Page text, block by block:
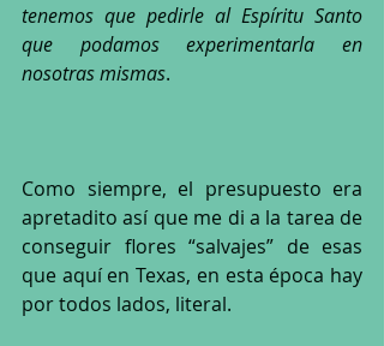
tenemos que pedirle al Espíritu Santo
que podamos experimentarla en
nosotras mismas.
Como siempre, el presupuesto era
apretadito así que me di a la tarea de
conseguir flores “salvajes” de esas
que aquí en Texas, en esta época hay
por todos lados, literal.